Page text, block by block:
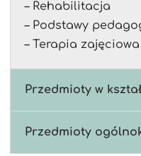
– Rehabilitacja
– Podstawy
– Terapia zajęciowa
Przedmioty w
Przedmioty